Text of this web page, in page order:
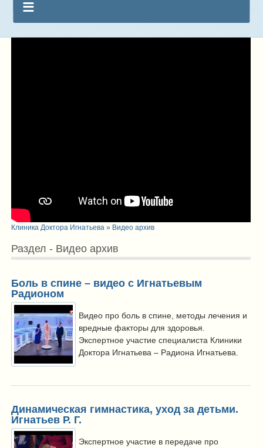
Клиника Доктора Игнатьева » Видео архив
Раздел - Видео архив
Боль в спине – видео с Игнатьевым
Радионом
Видео про боль в спине, методы лечения и
вредные факторы для здоровья.
Экспертное участие специалиста Клиники
Доктора Игнатьева – Радиона Игнатьева.
Динамическая гимнастика, уход за детьми.
Игнатьев Р. Г.
Экспертное участие в передаче про